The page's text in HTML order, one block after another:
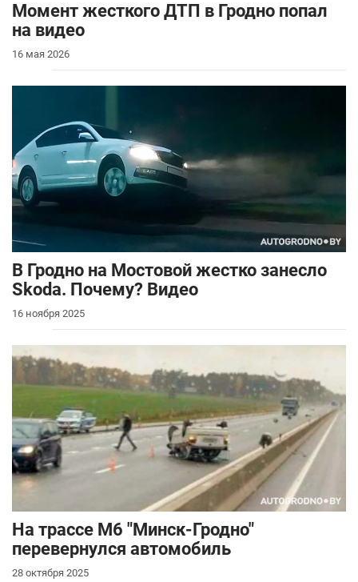
Момент жесткого ДТП в Гродно попал
на видео
16 мая 2026
В Гродно на Мостовой жестко занесло
Skoda. Почему? Видео
16 ноября 2025
На трассе М6 "Минск-Гродно"
перевернулся автомобиль
28 октября 2025